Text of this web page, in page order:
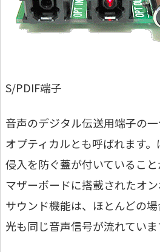
S/PDIF端子
音声のデジタル伝送用端子の一
オプティカルとも呼ばれます
侵入を防ぐ蓋が付いていること
マザーボードに搭載されたオ
サウンド機能は、ほとんどの
光も同じ音声信号が流れていま